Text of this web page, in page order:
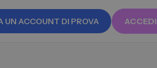
UN ACCOUNT DI PROVA ACCEDI